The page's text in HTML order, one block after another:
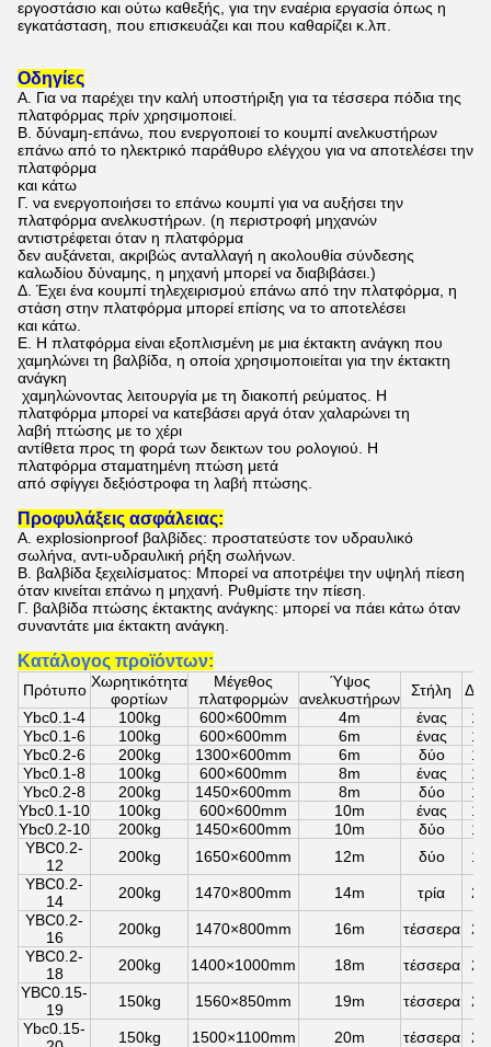
εργοστάσιο και ούτω καθεξής, για την εναέρια εργασία όπως η
εγκατάσταση, που επισκευάζει και που καθαρίζει κ.λπ.
Οδηγίες
Α. Για να παρέχει την καλή υποστήριξη για τα τέσσερα πόδια της
πλατφόρμας πρίν χρησιμοποιεί.
Β. δύναμη-επάνω, που ενεργοποιεί το κουμπί ανελκυστήρων
επάνω από το ηλεκτρικό παράθυρο ελέγχου για να αποτελέσει την
πλατφόρμα
και κάτω
Γ. να ενεργοποιήσει το επάνω κουμπί για να αυξήσει την
πλατφόρμα ανελκυστήρων. (η περιστροφή μηχανών
αντιστρέφεται όταν η πλατφόρμα
δεν αυξάνεται, ακριβώς ανταλλαγή η ακολουθία σύνδεσης
καλωδίου δύναμης, η μηχανή μπορεί να διαβιβάσει.)
Δ. Έχει ένα κουμπί τηλεχειρισμού επάνω από την πλατφόρμα, η
στάση στην πλατφόρμα μπορεί επίσης να το αποτελέσει
και κάτω.
Ε. Η πλατφόρμα είναι εξοπλισμένη με μια έκτακτη ανάγκη που
χαμηλώνει τη βαλβίδα, η οποία χρησιμοποιείται για την έκτακτη
ανάγκη
χαμηλώνοντας λειτουργία με τη διακοπή ρεύματος. Η
πλατφόρμα μπορεί να κατεβάσει αργά όταν χαλαρώνει τη
λαβή πτώσης με το χέρι
αντίθετα προς τη φορά των δεικτων του ρολογιού. Η
πλατφόρμα σταματημένη πτώση μετά
από σφίγγει δεξιόστροφα τη λαβή πτώσης.
Προφυλάξεις ασφάλειας:
Α. explosionproof βαλβίδες: προστατεύστε τον υδραυλικό
σωλήνα, αντι-υδραυλική ρήξη σωλήνων.
Β. βαλβίδα ξεχειλίσματος: Μπορεί να αποτρέψει την υψηλή πίεση
όταν κινείται επάνω η μηχανή. Ρυθμίστε την πίεση.
Γ. βαλβίδα πτώσης έκτακτης ανάγκης: μπορεί να πάει κάτω όταν
συναντάτε μια έκτακτη ανάγκη.
Κατάλογος προϊόντων:
Πρότυπο Χωρητικότητα
φορτίων
Μέγεθος
πλατφορμών
Ύψος
ανελκυστήρων
Στήλη
Ybc0.1-4
100kg 600×600mm 4m ένας
Ybc0.1-6
100kg 600×600mm 6m ένας
Ybc0.2-6
200kg 1300×600mm 6m δύο
Ybc0.1-8
100kg 600×600mm 8m ένας
Ybc0.2-8
200kg 1450×600mm 8m δύο
Ybc0.1-10
100kg 600×600mm 10m ένας
Ybc0.2-10
200kg 1450×600mm 10m δύο
YBC0.2-
12
200kg 1650×600mm 12m δύο
YBC0.2-
14
200kg 1470×800mm 14m τρία
YBC0.2-
16
200kg 1470×800mm 16m τέσσερα
YBC0.2-
18
200kg 1400×1000mm 18m τέσσερα
YBC0.15-
19
150kg 1560×850mm 19m τέσσερα
Ybc0.15-
150kg 1500×1100mm 20m τέσσερα